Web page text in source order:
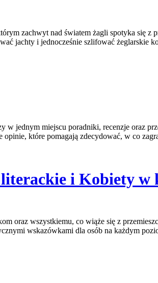
zachwyt nad światem żagli spotyka się
jachty i jednocześnie szlifować żeglarskie
jednym miejscu poradniki, recenzje oraz
które pomagają zdecydować, w co
i Kobiety w
oraz wszystkiemu, co wiąże się z
wskazówkami dla osób na każdym